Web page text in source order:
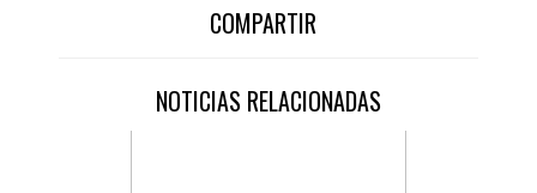
COMPARTIR
NOTICIAS RELACIONADAS